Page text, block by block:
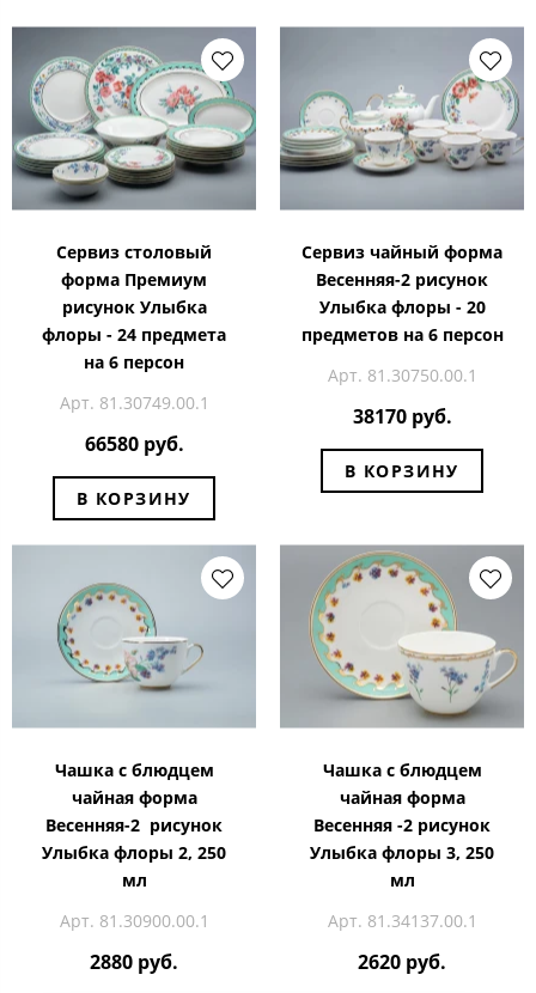
Сервиз столовый
форма Премиум
рисунок Улыбка
флоры - 24 предмета
на 6 персон
Арт. 81.30749.00.1
66580 руб.
В КОРЗИНУ
Сервиз чайный форма
Весенняя-2 рисунок
Улыбка флоры - 20
предметов на 6 персон
Арт. 81.30750.00.1
38170 руб.
В КОРЗИНУ
Чашка с блюдцем
чайная форма
Весенняя-2 рисунок
Улыбка флоры 2, 250
мл
Арт. 81.30900.00.1
2880 руб.
Чашка с блюдцем
чайная форма
Весенняя -2 рисунок
Улыбка флоры 3, 250
мл
Арт. 81.34137.00.1
2620 руб.